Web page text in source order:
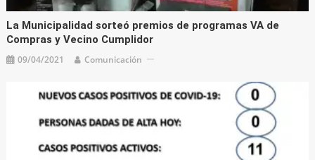
La Municipalidad sorteó premios de programas VA de
Compras y Vecino Cumplidor
09/04/2021 Comunicación